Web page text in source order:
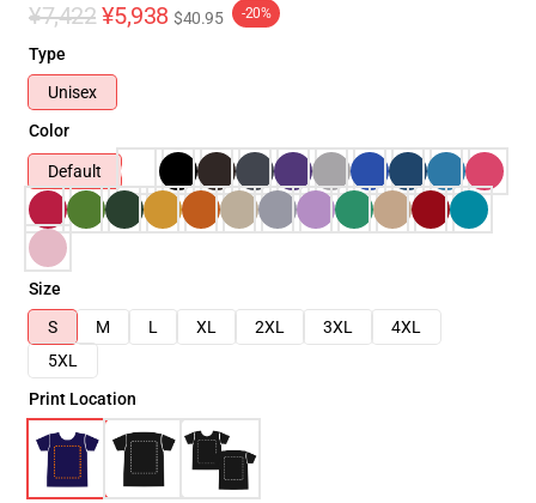
¥7,422 ¥5,938 $40.95 -20%
Type
Unisex
Color
Default
Size
S
M L XL 2XL 3XL
4XL
5XL
Print Location